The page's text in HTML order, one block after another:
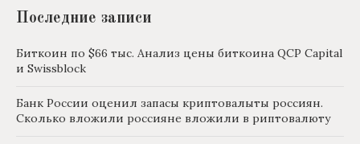
Последние записи
Биткоин по $66 тыс. Анализ цены биткоина QCP Capital
и Swissblock
Банк России оценил запасы криптовалыты россиян.
Сколько вложили россияне вложили в риптовалюту